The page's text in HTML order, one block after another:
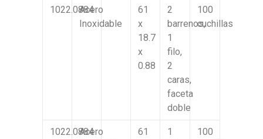
1022.0884
Acero
Inoxidable
61
x
18.7
x
0.88
2
barrenos,
1
filo,
2
caras,
faceta
doble
100
cuchillas
1022.0884
Acero
61
1
100